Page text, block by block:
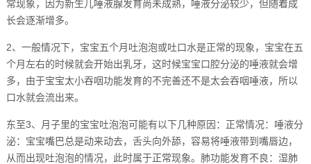
常现象，因为新生儿唾液腺发育尚未成熟，唾液分泌较少，但随着成
长会逐渐增多。
2、一般情况下，宝宝五个月吐泡泡或吐口水是正常的现象，宝宝在五
个月左右的时候就会开始出乳牙，这时候宝宝口腔分泌的唾液就会增
多，由于宝宝太小吞咽功能发育的不完善还不是太会吞咽唾液，所以
口水就会流出来。
东至3、月子里的宝宝吐泡泡可能有以下几种原因：正常情况：唾液分
泌：宝宝嘴巴总是动来动去，舌头向外舔，容易将唾液带到嘴唇边，
从而出现吐泡泡的情况，此时属于正常现象。肺功能发育不良：湿肺